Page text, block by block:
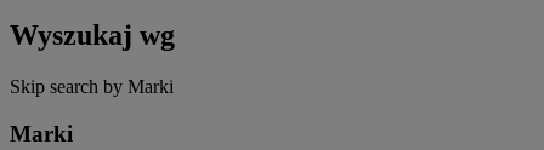
Wyszukaj wg
Skip search by Marki
Marki